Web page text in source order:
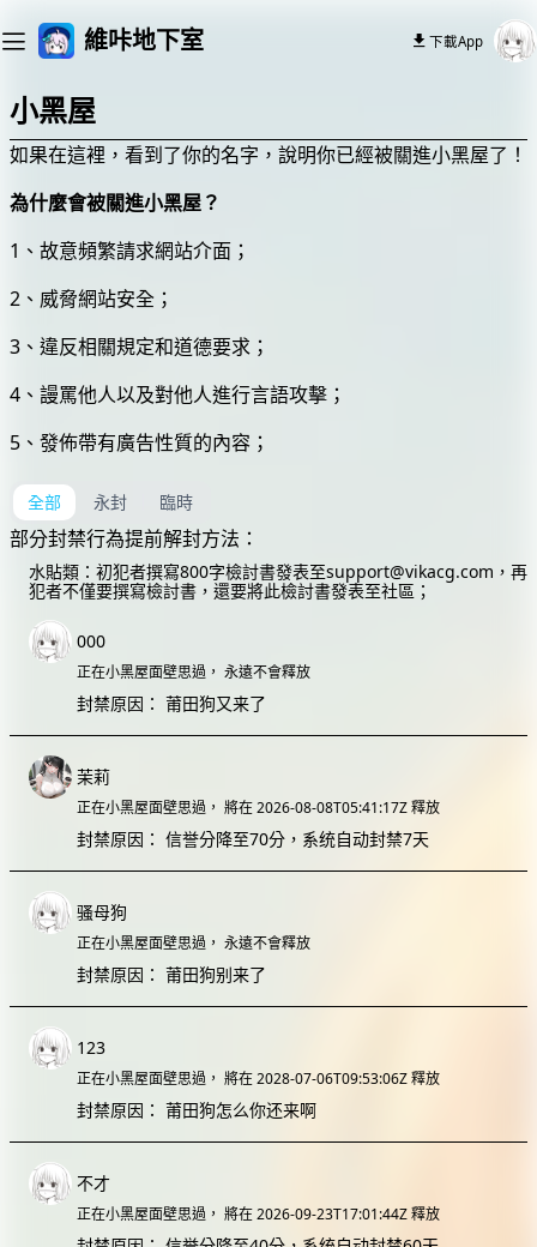
維咔地下室 下載App
小黑屋
如果在這裡，看到了你的名字，說明你已經被關進小黑屋了！
為什麼會被關進小黑屋？
1、故意頻繁請求網站介面；
2、威脅網站安全；
3、違反相關規定和道德要求；
4、謾罵他人以及對他人進行言語攻擊；
5、發佈帶有廣告性質的內容；
全部 永封 臨時
部分封禁行為提前解封方法：
水貼類：初犯者撰寫800字檢討書發表至support@vikacg.com ，再
犯者不僅要撰寫檢討書，還要將此檢討書發表至社區；
000
正在小黑屋面壁思過， 永遠不會釋放
封禁原因： 莆田狗又来了
茉莉
正在小黑屋面壁思過， 將在 2026-08-08T05:41:17Z 釋放
封禁原因： 信誉分降至70分，系统自动封禁7天
骚母狗
正在小黑屋面壁思過， 永遠不會釋放
封禁原因： 莆田狗别来了
123
正在小黑屋面壁思過， 將在 2028-07-06T09:53:06Z 釋放
封禁原因： 莆田狗怎么你还来啊
不才
正在小黑屋面壁思過， 將在 2026-09-23T17:01:44Z 釋放